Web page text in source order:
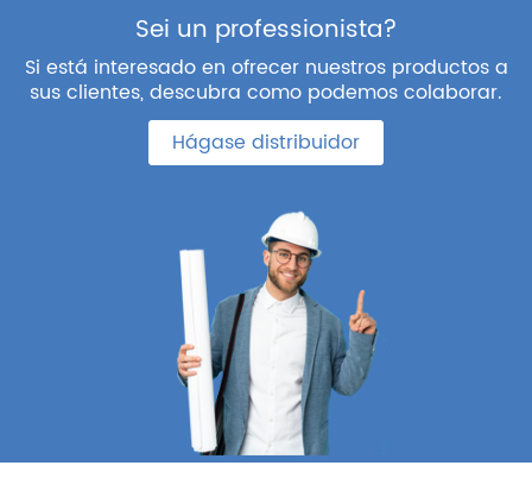
Sei un professionista?
Si está interesado en ofrecer nuestros productos a
sus clientes, descubra como podemos colaborar.
Hágase distribuidor